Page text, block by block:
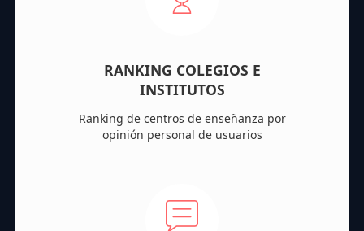
RANKING COLEGIOS E
INSTITUTOS
Ranking de centros de enseñanza por
opinión personal de usuarios